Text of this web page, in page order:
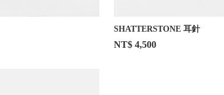
SHATTERSTONE 耳針
NT$ 4,500